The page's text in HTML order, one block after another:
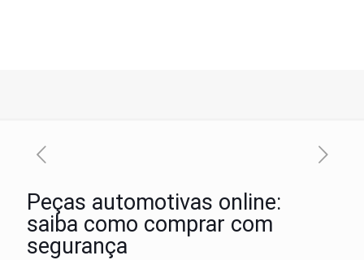
Peças automotivas online:
saiba como comprar com
segurança